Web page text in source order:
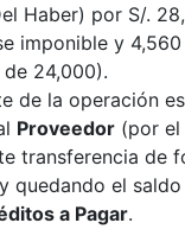
Haber) por S/.
imponible y
de 24,000).
de la operación
Proveedor (por
transferencia de
quedando el saldo
a Pagar.